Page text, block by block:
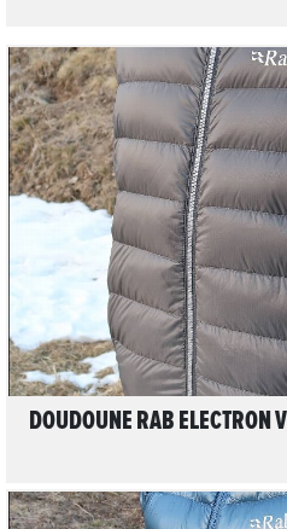
LIRE
DOUDOUNE RAB ELECTRON